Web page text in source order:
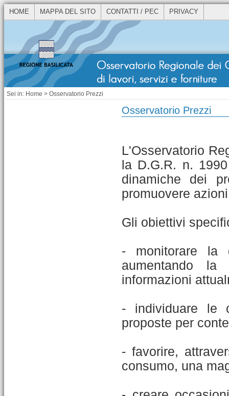
HOME MAPPA DEL SITO CONTATTI / PEC PRIVACY
Sei in: Home > Osservatorio Prezzi
Osservatorio Prezzi
L'Osservatorio
la D.G.R. n.
dinamiche dei
promuovere
Gli obiettivi
- monitorare la
aumentando la
informazioni
- individuare le
proposte per
- favorire,
consumo, una